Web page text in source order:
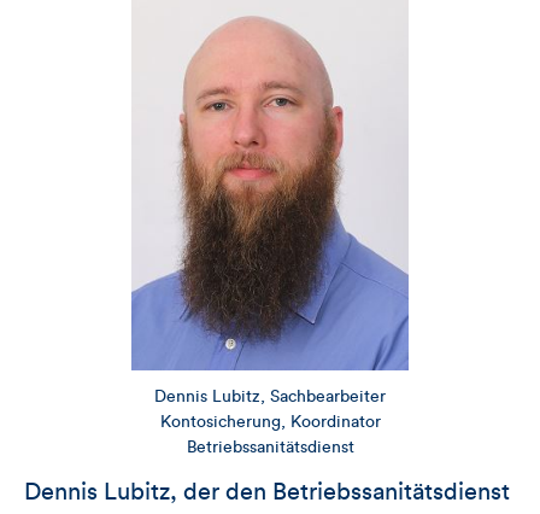
Dennis Lubitz, Sachbearbeiter
Kontosicherung, Koordinator
Betriebssanitätsdienst
Dennis Lubitz, der den Betriebssanitätsdienst